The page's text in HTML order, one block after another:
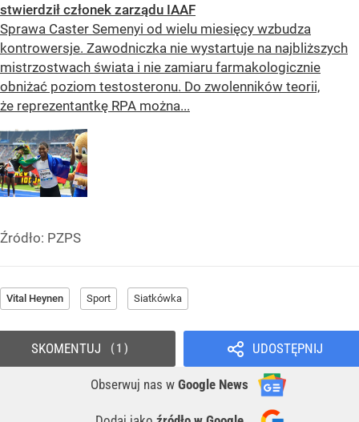
stwierdził członek zarządu IAAF
Sprawa Caster Semenyi od wielu miesięcy wzbudza
kontrowersje. Zawodniczka nie wystartuje na najbliższych
mistrzostwach świata i nie zamiaru farmakologicznie
obniżać poziom testosteronu. Do zwolenników teorii,
że reprezentantkę RPA można...
Źródło: PZPS
Vital Heynen Sport Siatkówka
UDOSTĘPNIJ
Obserwuj nas w Google News
SKOMENTUJ 1